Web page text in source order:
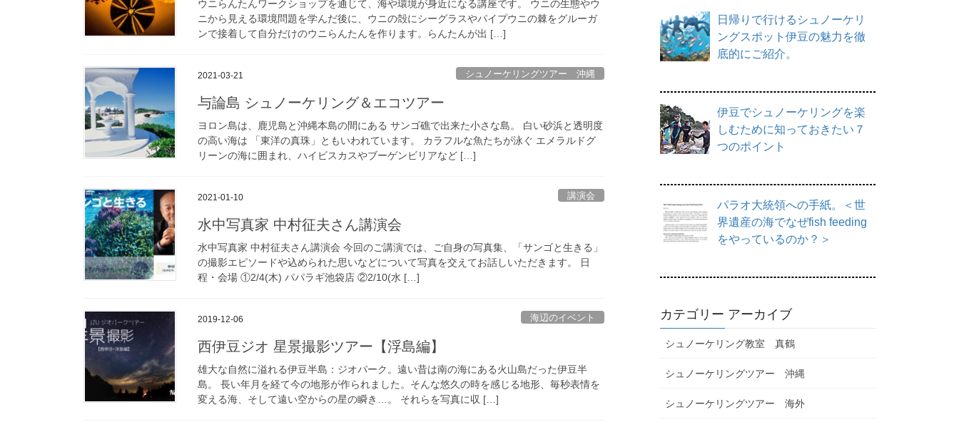
ウニらんたんワークショップを通じて、海や環境が身近になる講座です。 ウニの生態やウ
ニから見える環境問題を学んだ後に、ウニの殻にシーグラスやパイプウニの棘をグルーガ
ンで接着して自分だけのウニらんたんを作ります。らんたんが出 […]
2021-03-21 シュノーケリングツアー 沖縄
与論島 シュノーケリング＆エコツアー
ヨロン島は、鹿児島と沖縄本島の間にある サンゴ礁で出来た小さな島。 白い砂浜と透明度
の高い海は 「東洋の真珠」ともいわれています。 カラフルな魚たちが泳ぐ エメラルドグ
リーンの海に囲まれ、ハイビスカスやブーゲンビリアなど […]
2021-01-10 講演会
水中写真家 中村征夫さん講演会
水中写真家 中村征夫さん講演会 今回のご講演では、ご自身の写真集、「サンゴと生きる」
の撮影エピソードや込められた思いなどについて写真を交えてお話しいただきます。 日
程・会場 ①2/4(木) パパラギ池袋店 ②2/10(水 […]
2019-12-06 海辺のイベント
西伊豆ジオ 星景撮影ツアー【浮島編】
雄大な自然に溢れる伊豆半島：ジオパーク。遠い昔は南の海にある火山島だった伊豆半
島。 長い年月を経て今の地形が作られました。そんな悠久の時を感じる地形、毎秒表情を
変える海、そして遠い空からの星の瞬き…。 それらを写真に収 […]
日帰りで行けるシュノーケリ
ングスポット伊豆の魅力を徹
底的にご紹介。
伊豆でシュノーケリングを楽
しむために知っておきたい７
つのポイント
パラオ大統領への手紙。＜世
界遺産の海でなぜfish feeding
をやっているのか？＞
カテゴリー アーカイブ
シュノーケリング教室 真鶴
シュノーケリングツアー 沖縄
シュノーケリングツアー 海外